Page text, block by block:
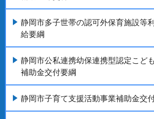
静岡市多子世帯の認可外保育施設等
給要綱
静岡市公私連携幼保連携型認定こど
補助金交付要綱
静岡市子育て支援活動事業補助金交